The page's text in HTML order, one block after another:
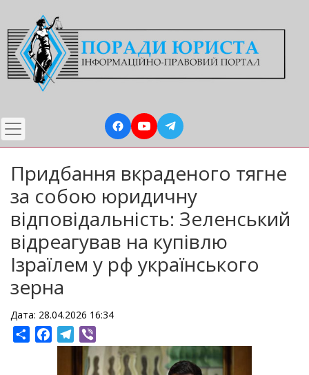
до
основного
вмісту
Придбання вкраденого тягне
за собою юридичну
відповідальність: Зеленський
відреагував на купівлю
Ізраїлем у рф українського
зерна
Дата: 28.04.2026 16:34
ShareFacebookTelegram